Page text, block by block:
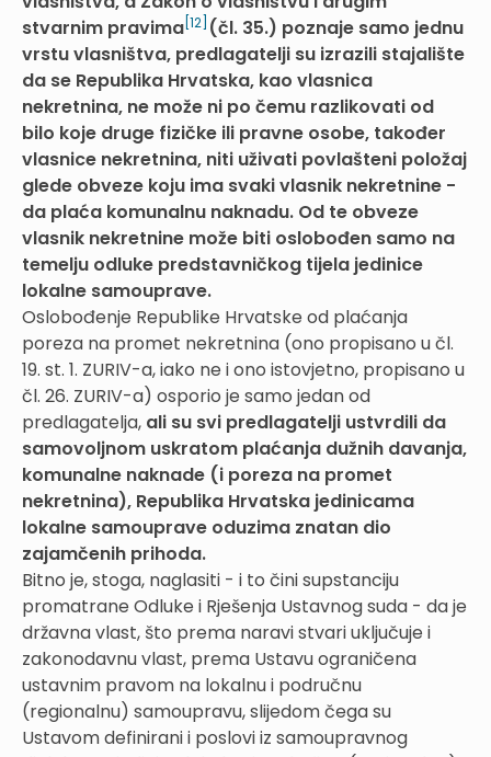
stvarnim pravima [12] (čl. 35.) poznaje samo jednu
vrstu vlasništva, predlagatelji su izrazili stajalište
da se Republika Hrvatska, kao vlasnica
nekretnina, ne može ni po čemu razlikovati od
bilo koje druge fizičke ili pravne osobe, također
vlasnice nekretnina, niti uživati povlašteni položaj
glede obveze koju ima svaki vlasnik nekretnine -
da plaća komunalnu naknadu. Od te obveze
vlasnik nekretnine može biti oslobođen samo na
temelju odluke predstavničkog tijela jedinice
lokalne samouprave.
Oslobođenje Republike Hrvatske od plaćanja
poreza na promet nekretnina (ono propisano u čl.
19. st. 1. ZURIV-a, iako ne i ono istovjetno, propisano u
čl. 26. ZURIV-a) osporio je samo jedan od
predlagatelja, ali su svi predlagatelji ustvrdili da
samovoljnom uskratom plaćanja dužnih davanja,
komunalne naknade (i poreza na promet
nekretnina), Republika Hrvatska jedinicama
lokalne samouprave oduzima znatan dio
zajamčenih prihoda.
Bitno je, stoga, naglasiti - i to čini supstanciju
promatrane Odluke i Rješenja Ustavnog suda - da je
državna vlast, što prema naravi stvari uključuje i
zakonodavnu vlast, prema Ustavu ograničena
ustavnim pravom na lokalnu i područnu
(regionalnu) samoupravu, slijedom čega su
Ustavom definirani i poslovi iz samoupravnog